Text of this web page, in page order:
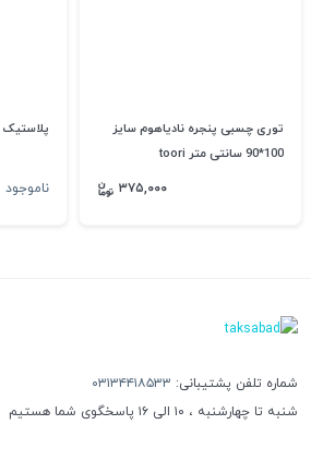
توری چسبی پنجره نادیاهوم سایز
100*90 سانتی متر toori
۳۷۵,۰۰۰
ناموجود
شماره تلفن پشتیبانی: ۰۳۱۳۴۴۱۸۵۳۳
شنبه تا چهارشنبه ، ۱۰ الی ۱۶ پاسخگوی شما هستیم